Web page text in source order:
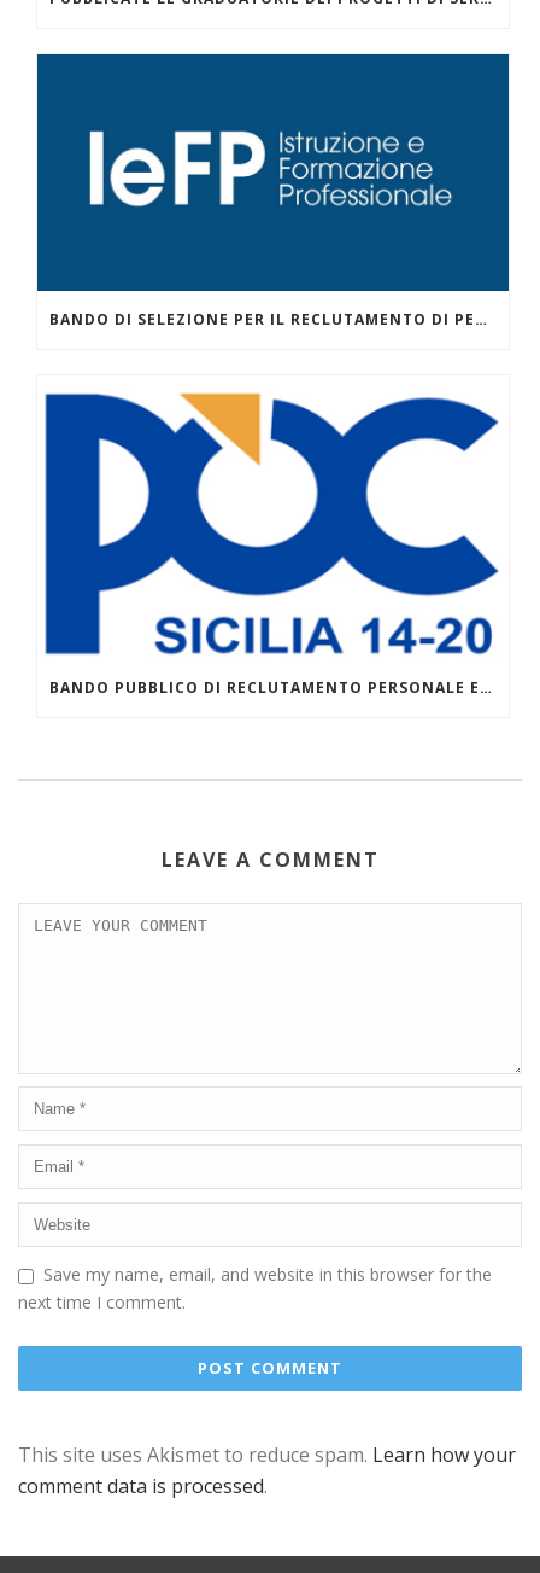
BANDO DI SELEZIONE PER IL RECLUTAMENTO DI PERSONALE DOCENTE ESTERNO DA IMPEGNARE CON CONTRATTO TEMPORANEO NEI I CORSI DI ISTRUZIONE E FORMAZIONE PROFESSIONALE – IEFP PER L’ANNO SCOLASTICO FORMATIVO 2026/2027
BANDO PUBBLICO DI RECLUTAMENTO PERSONALE ESTERNO – DOCENTI – AVVISO 1/2026 POC 2014-2020 PER LA COSTITUZIONE CATALOGO REGIONALE DELL’OFFERTA FORMATIVA
LEAVE A COMMENT
Save my name, email, and website in this browser for the
next time I comment.
This site uses Akismet to reduce spam. Learn how your
comment data is processed.